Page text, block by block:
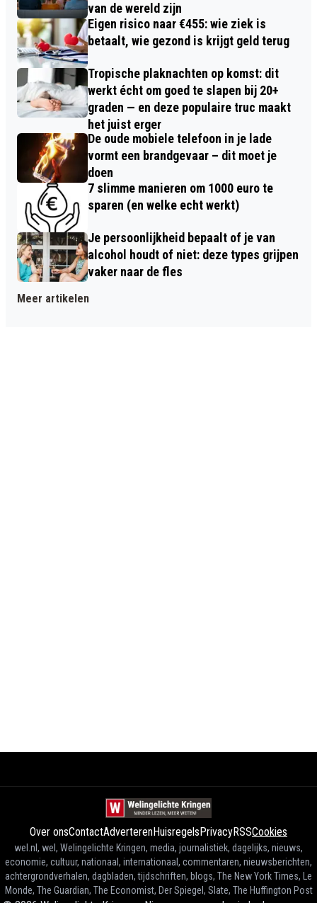
van de wereld zijn
Eigen risico naar €455: wie ziek is
betaalt, wie gezond is krijgt geld terug
Tropische plaknachten op komst: dit
werkt écht om goed te slapen bij 20+
graden — en deze populaire truc maakt
het juist erger
De oude mobiele telefoon in je lade
vormt een brandgevaar – dit moet je
doen
7 slimme manieren om 1000 euro te
sparen (en welke echt werkt)
Je persoonlijkheid bepaalt of je van
alcohol houdt of niet: deze types grijpen
vaker naar de fles
Meer artikelen
Over onsContactAdverterenHuisregels PrivacyRSSCookies
wel.nl, wel, Welingelichte Kringen, media, journalistiek, dagelijks, nieuws,
economie, cultuur, nationaal, internationaal, commentaren, nieuwsberichten,
achtergrondverhalen, dagbladen, tijdschriften, blogs, The New York Times, Le
Monde, The Guardian, The Economist, Der Spiegel, Slate, The Huffington Post